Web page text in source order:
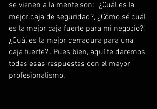
se vienen a la mente son: "¿Cuál es la
mejor caja de seguridad?, ¿Cómo sé cuál
es la mejor caja fuerte para mi negocio?,
¿Cuál es la mejor cerradura para una
caja fuerte?". Pues bien, aquí te daremos
todas esas respuestas con el mayor
profesionalismo.